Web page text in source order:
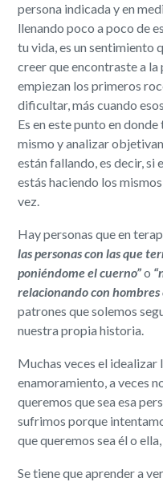
persona indicada y en
llenando poco a poco de
tu vida, es un sentimiento
creer que encontraste a
empiezan los primeros
dificultar, más cuando
Es en este punto en
mismo y analizar
están fallando, es decir, si
estás haciendo los
vez.
Hay personas que en
las personas con las que
poniéndome el cuerno”o “
relacionando con hombres
patrones que solemos
nuestra propia historia.
Muchas veces el
enamoramiento, a veces
queremos que sea esa
sufrimos porque
que queremos sea él o
Se tiene que aprender a